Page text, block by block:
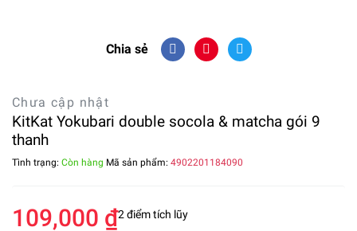
Chia sẻ
Chưa cập nhật
KitKat Yokubari double socola & matcha gói 9
thanh
Tình trạng: Còn hàng Mã sản phẩm: 4902201184090
109,000 ₫2 điểm tích lũy